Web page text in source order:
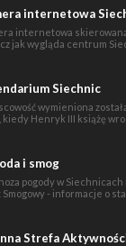
internetowa
internetowa
jak wygląda centrum
Siechnic
wymieniona
kiedy Henryk III książę
i smog
pogody w
- informacje o
Strefa